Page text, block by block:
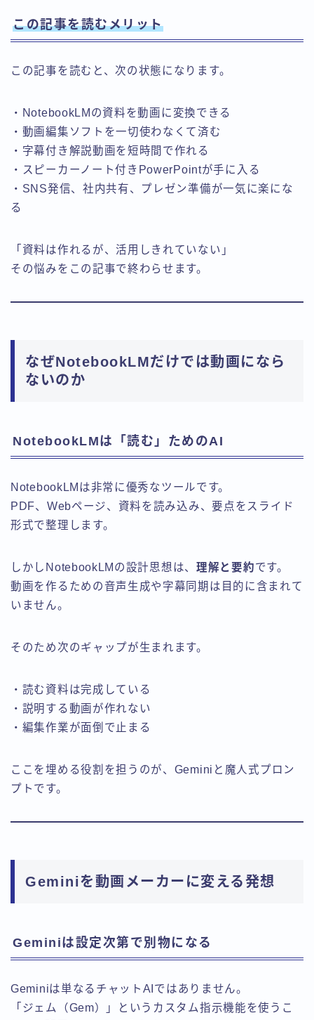
この記事を読むメリット
この記事を読むと、次の状態になります。
・NotebookLMの資料を動画に変換できる
・動画編集ソフトを一切使わなくて済む
・字幕付き解説動画を短時間で作れる
・スピーカーノート付きPowerPointが手に入る
・SNS発信、社内共有、プレゼン準備が一気に楽にな
る
「資料は作れるが、活用しきれていない」
その悩みをこの記事で終わらせます。
なぜNotebookLMだけでは動画になら
ないのか
NotebookLMは「読む」ためのAI
NotebookLMは非常に優秀なツールです。
PDF、Webページ、資料を読み込み、要点をスライド
形式で整理します。
しかしNotebookLMの設計思想は、 理解と要約です。
動画を作るための音声生成や字幕同期は目的に含まれて
いません。
そのため次のギャップが生まれます。
・読む資料は完成している
・説明する動画が作れない
・編集作業が面倒で止まる
ここを埋める役割を担うのが、Geminiと魔人式プロン
プトです。
Geminiを動画メーカーに変える発想
Geminiは設定次第で別物になる
Geminiは単なるチャットAIではありません。
「ジェム（Gem）」というカスタム指示機能を使うこ